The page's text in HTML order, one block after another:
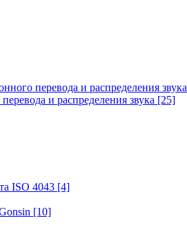
перевода и распределения звука
и распределения звука [25]
ISO 4043 [4]
[10]